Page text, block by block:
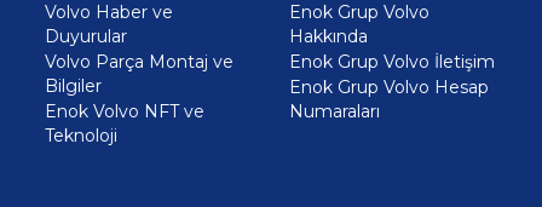
Volvo Haber ve
Duyurular
Volvo Parça Montaj ve
Bilgiler
Enok Volvo NFT ve
Teknoloji
Enok Grup Volvo
Hakkında
Enok Grup Volvo İletişim
Enok Grup Volvo Hesap
Numaraları